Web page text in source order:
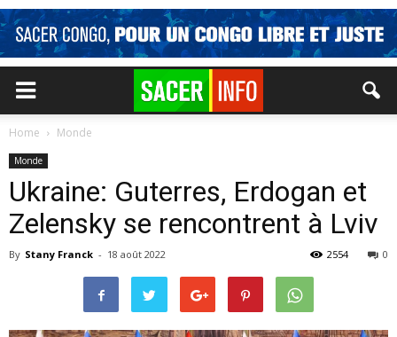
Home Monde
Monde
Ukraine: Guterres, Erdogan et
Zelensky se rencontrent à Lviv
By Stany Franck - 18 août 2022 0
2554